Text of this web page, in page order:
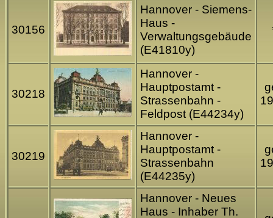
30156
Hannover - Siemens-
Haus -
Verwaltungsgebäude
(E41810y)
30218
Hannover -
Hauptpostamt -
Strassenbahn -
Feldpost (E44234y)
30219
Hannover -
Hauptpostamt -
Strassenbahn
(E44235y)
Hannover - Neues
Haus - Inhaber Th.